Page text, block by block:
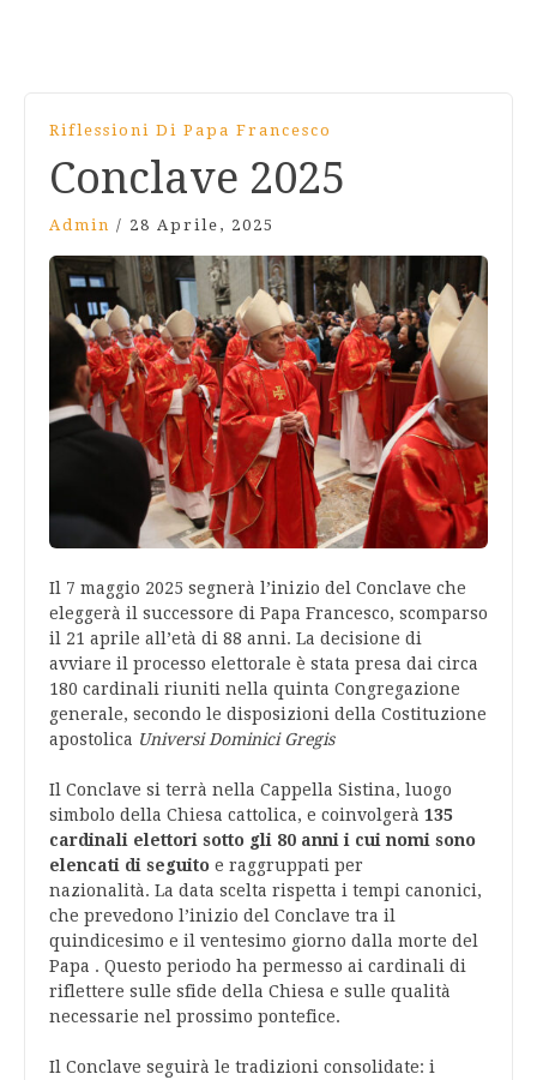
Riflessioni Di Papa Francesco
Conclave 2025
Admin / 28 Aprile, 2025
Il 7 maggio 2025 segnerà l’inizio del Conclave che
eleggerà il successore di Papa Francesco, scomparso
il 21 aprile all’età di 88 anni. La decisione di
avviare il processo elettorale è stata presa dai circa
180 cardinali riuniti nella quinta Congregazione
generale, secondo le disposizioni della Costituzione
apostolica Universi Dominici Gregis
Il Conclave si terrà nella Cappella Sistina, luogo
simbolo della Chiesa cattolica, e coinvolgerà 135
cardinali elettori sotto gli 80 anni i cui nomi sono
elencati di seguito e raggruppati per
nazionalità. La data scelta rispetta i tempi canonici,
che prevedono l’inizio del Conclave tra il
quindicesimo e il ventesimo giorno dalla morte del
Papa . Questo periodo ha permesso ai cardinali di
riflettere sulle sfide della Chiesa e sulle qualità
necessarie nel prossimo pontefice.
Il Conclave seguirà le tradizioni consolidate: i